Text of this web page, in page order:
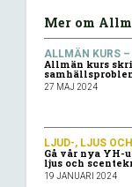
Mer om
ALLMÄN KURS
Allmän kurs
27 MAJ 2024
LJUD-, LJUS
Gå vår nya
ljus och
19 JANUARI 2024